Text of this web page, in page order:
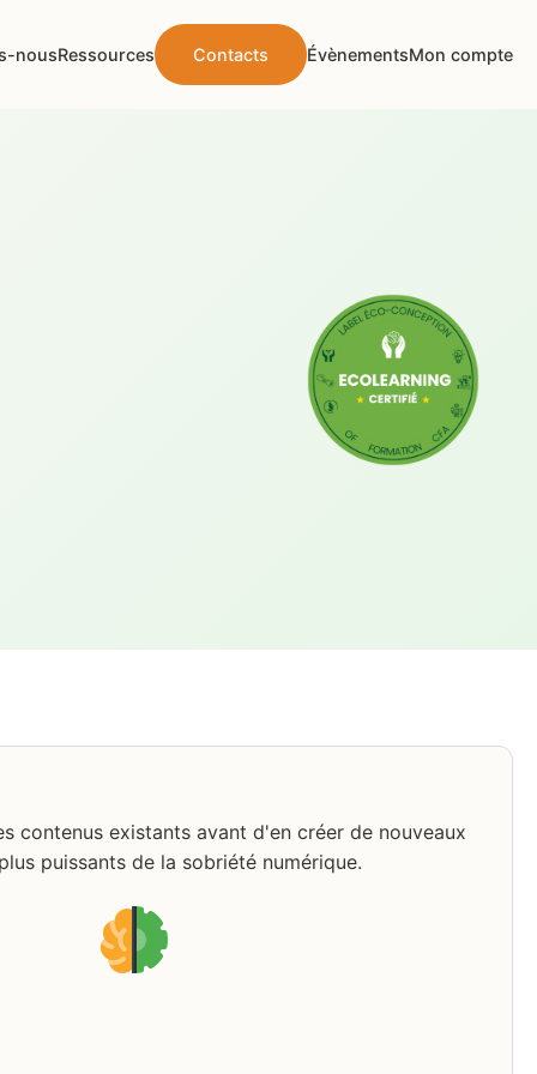
nousRessources Contacts ÉvènementsMon compte
contenus existants avant d'en créer de nouveaux
puissants de la sobriété numérique.